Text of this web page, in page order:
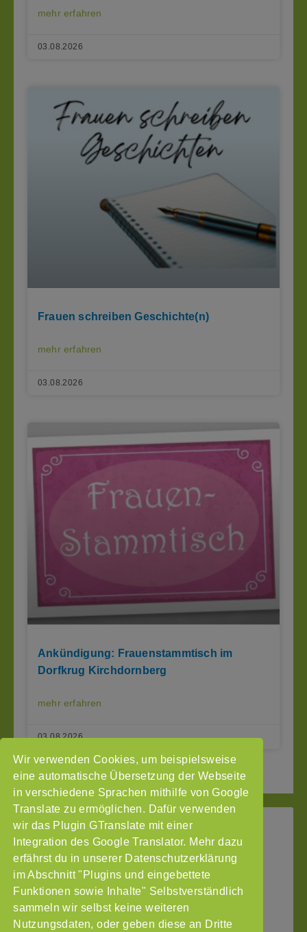
mehr erfahren
03.08.2026
Frauen schreiben Geschichte(n)
mehr erfahren
03.08.2026
Ankündigung: Frauenstammtisch im
Dorfkrug Kirchdornberg
mehr erfahren
03.08.2026
« Seite zurück 1 2 3 Seite vor »
Wir verwenden Cookies, um beispielsweise
eine automatische Übersetzung der Webseite
in verschiedene Sprachen mithilfe von Google
Translate zu ermöglichen. Dafür verwenden
wir das Plugin GTranslate mit einer
Integration des Google Translator. Mehr dazu
erfährst du in unserer Datenschutzerklärung
im Abschnitt "Plugins und eingebettete
Funktionen sowie Inhalte" Selbstverständlich
sammeln wir selbst keine weiteren
Nutzungsdaten, oder geben diese an Dritte
StoP
–
Stadtteile
ohne
Partnergewalt
e.V.
Intranet
Impressum
Datenschutzerklärung
Gefördert
durch